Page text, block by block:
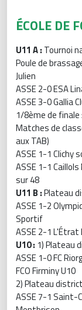
ÉCOLE DE
U11 A : Tournoi
Poule de
Julien
ASSE 2-0 ESA
ASSE 3-0 Gallia
1/8ème de finale
Matches de
aux TAB)
ASSE 1-1 Clichy
ASSE 1-1
sur 48
U11 B :Plateau
ASSE 1-2
Sportif
ASSE 2-1
U10 : 1) Plateau
ASSE 1-0 FC
FCO Firminy U10
2) Plateau
ASSE 7-1 Saint-